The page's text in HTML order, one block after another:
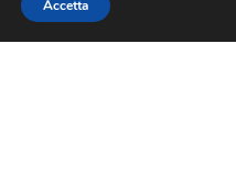
Accetta